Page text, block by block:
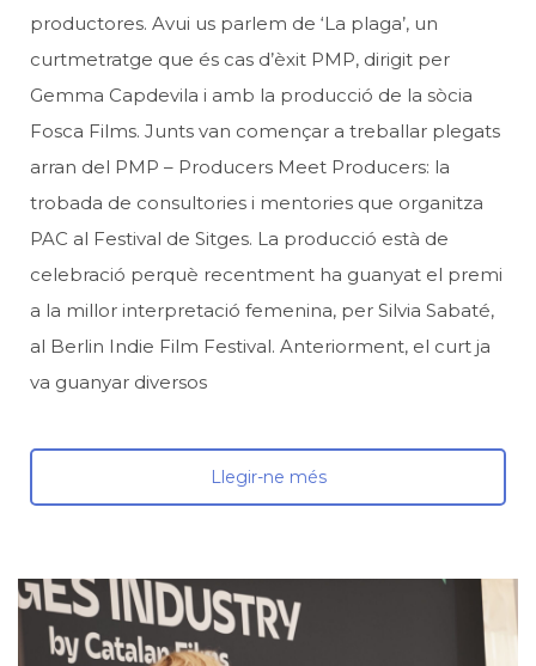
productores. Avui us parlem de ‘La plaga’, un
curtmetratge que és cas d’èxit PMP, dirigit per
Gemma Capdevila i amb la producció de la sòcia
Fosca Films. Junts van començar a treballar plegats
arran del PMP – Producers Meet Producers: la
trobada de consultories i mentories que organitza
PAC al Festival de Sitges. La producció està de
celebració perquè recentment ha guanyat el premi
a la millor interpretació femenina, per Silvia Sabaté,
al Berlin Indie Film Festival. Anteriorment, el curt ja
va guanyar diversos
Llegir-ne més